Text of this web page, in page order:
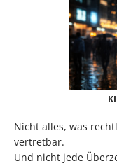
Nicht alles, was
vertretbar.
Und nicht jede